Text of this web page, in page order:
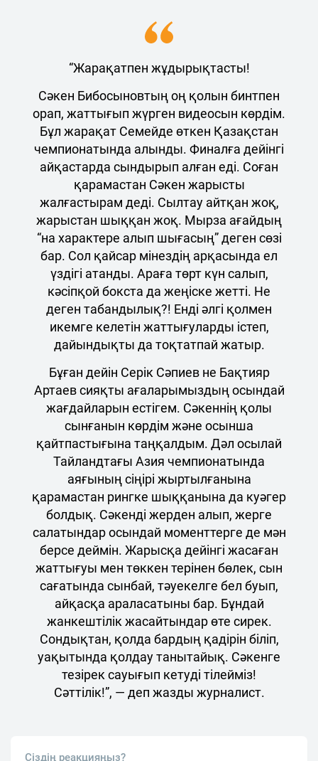
“Жарақатпен жұдырықтасты!
Сәкен Бибосыновтың оң қолын бинтпен
орап, жаттығып жүрген видеосын көрдім.
Бұл жарақат Семейде өткен Қазақстан
чемпионатында алынды. Финалға дейінгі
айқастарда сындырып алған еді. Соған
қарамастан Сәкен жарысты
жалғастырам деді. Сылтау айтқан жоқ,
жарыстан шыққан жоқ. Мырза ағайдың
“на характере алып шығасың” деген сөзі
бар. Сол қайсар мінездің арқасында ел
үздігі атанды. Араға төрт күн салып,
кәсіпқой бокста да жеңіске жетті. Не
деген табандылық?! Енді әлгі қолмен
икемге келетін жаттығуларды істеп,
дайындықты да тоқтатпай жатыр.
Бұған дейін Серік Сәпиев не Бақтияр
Артаев сияқты ағаларымыздың осындай
жағдайларын естігем. Сәкеннің қолы
сынғанын көрдім және осынша
қайтпастығына таңқалдым. Дәл осылай
Тайландтағы Азия чемпионатында
аяғының сіңірі жыртылғанына
қарамастан рингке шыққанына да куәгер
болдық. Сәкенді жерден алып, жерге
салатындар осындай моменттерге де мән
берсе деймін. Жарысқа дейінгі жасаған
жаттығуы мен төккен терінен бөлек, сын
сағатында сынбай, тәуекелге бел буып,
айқасқа араласатыны бар. Бұндай
жанкештілік жасайтындар өте сирек.
Сондықтан, қолда бардың қадірін біліп,
уақытында қолдау танытайық. Сәкенге
тезірек сауығып кетуді тілейміз!
Сәттілік!”, — деп жазды журналист.
Сіздің реакцияңыз?